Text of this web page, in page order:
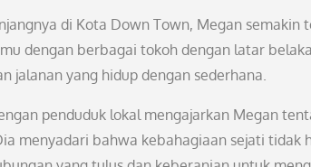
di Kota Down Town, Megan
dengan berbagai tokoh dengan latar
jalanan yang hidup dengan sederhana.
penduduk lokal mengajarkan Megan
menyadari bahwa kebahagiaan sejati tidak